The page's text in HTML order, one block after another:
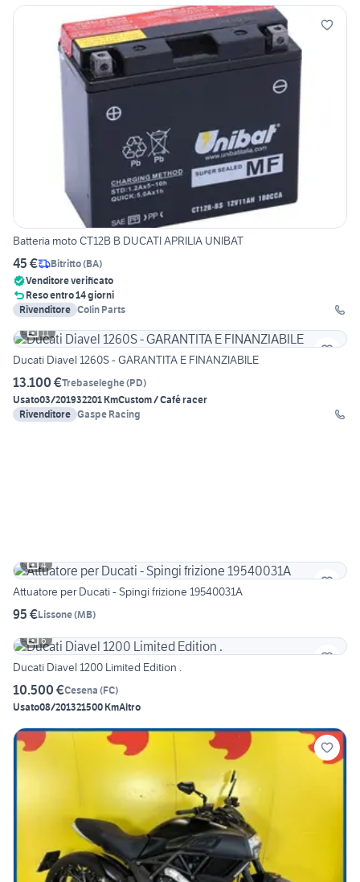
Batteria moto CT12B B DUCATI APRILIA UNIBAT
45 € Bitritto(BA)
Venditore verificato
Reso entro 14 giorni
Rivenditore Colin Parts
11
Ducati Diavel 1260S - GARANTITA E FINANZIABILE
13.100 €Trebaseleghe(PD)
Usato03/201932201 KmCustom / Café racer
Rivenditore Gaspe Racing
4
Attuatore per Ducati - Spingi frizione 19540031A
95 €Lissone(MB)
6
Ducati Diavel 1200 Limited Edition .
10.500 €Cesena (FC)
Usato08/201321500 KmAltro